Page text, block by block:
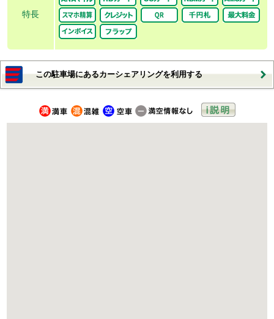
特長
この駐車場にあるカーシェアリングを利用する